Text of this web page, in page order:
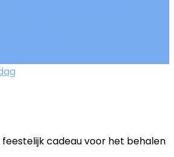
feestelijk cadeau voor het behalen